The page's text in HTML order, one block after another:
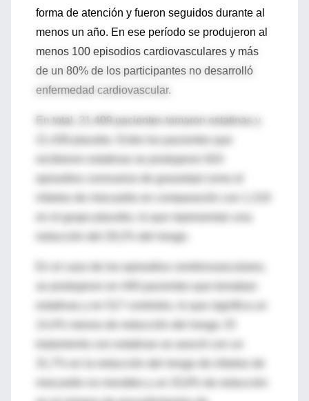
forma de atención y fueron seguidos durante al
menos un año. En ese período se produjeron al
menos 100 episodios cardiovasculares y más
de un 80% de los participantes no desarrolló
enfermedad cardiovascular.
En total, 21.409 pacientes tomaron estatinas y
en el grupo placebo, lo que representan una
reducción del 29,2% del riesgo.
estatinas y en 517 controles, lo que significa un
14,4% menos de reducción del riesgo. El
31,7% en la reducción del riesgo de infartos de